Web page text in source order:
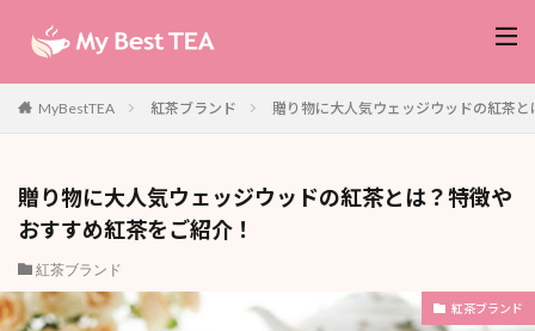
MyBestTEA 紅茶ブランド 贈り物に大人気ウェッジウッドの紅茶
贈り物に大人気ウェッジウッドの紅茶とは？特徴や
おすすめ紅茶をご紹介！
紅茶ブランド
紅茶ブランド